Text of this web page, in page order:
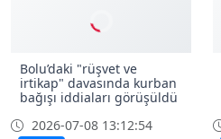
Bolu’daki "rüşvet ve
irtikap" davasında kurban
bağışı iddiaları görüşüldü
2026-07-08 13:12:54